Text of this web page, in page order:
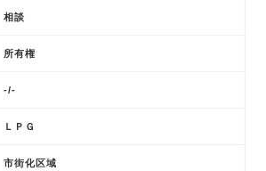
相談
所有権
-/-
ＬＰＧ
市街化区域